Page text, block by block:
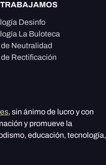
Desinfo
La Buloteca
Neutralidad
Rectificación
, sin ánimo de lucro y con
y promueve la
educación, tecnología,